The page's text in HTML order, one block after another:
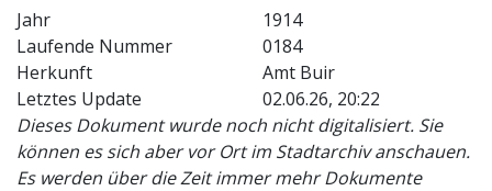
Jahr
1914
Laufende Nummer
0184
Herkunft
Amt Buir
Letztes Update
02.06.26, 20:22
Dieses Dokument wurde noch nicht digitalisiert. Sie
können es sich aber vor Ort im Stadtarchiv anschauen.
Es werden über die Zeit immer mehr Dokumente